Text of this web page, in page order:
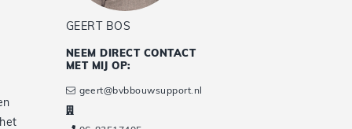
GEERT BOS
NEEM DIRECT CONTACT
MET MIJ OP:
geert@bvbbouwsupport.nl